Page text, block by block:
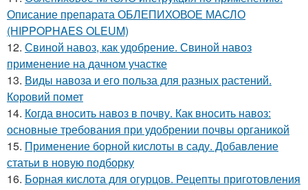
Описание препарата ОБЛЕПИХОВОЕ МАСЛО
(HIPPOPHAES OLEUM)
12. Свиной навоз, как удобрение. Свиной навоз
применение на дачном участке
13. Виды навоза и его польза для разных растений.
Коровий помет
14. Когда вносить навоз в почву. Как вносить навоз:
основные требования при удобрении почвы органикой
15. Применение борной кислоты в саду. Добавление
статьи в новую подборку
16. Борная кислота для огурцов. Рецепты приготовления